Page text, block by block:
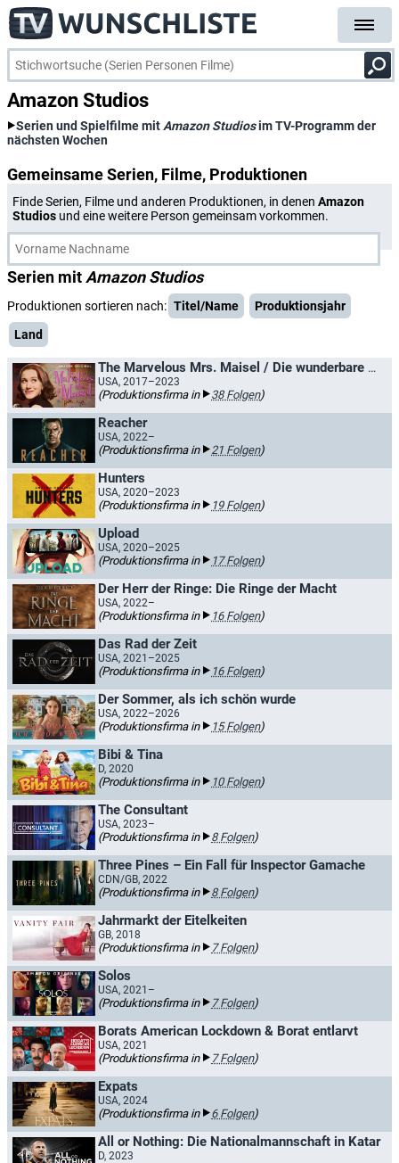
Amazon Studios
Serien und Spielfilme mit Amazon Studiosim TV-Programm der
nächsten Wochen
Gemeinsame Serien, Filme, Produktionen
Finde Serien, Filme und anderen Produktionen, in denen Amazon
Studios und eine weitere Person gemeinsam vorkommen.
Serien mit Amazon Studios
Produktionen sortieren nach: Titel/Name
Produktionsjahr
Land
The Marvelous Mrs. Maisel / Die wunderbare Mrs. Maisel
USA, 2017–2023
(Produktionsfirma in 38 Folgen)
Reacher
USA, 2022–
(Produktionsfirma in 21 Folgen)
Hunters
USA, 2020–2023
(Produktionsfirma in 19 Folgen)
Upload
USA, 2020–2025
(Produktionsfirma in 17 Folgen)
Der Herr der Ringe: Die Ringe der Macht
USA, 2022–
(Produktionsfirma in 16 Folgen)
Das Rad der Zeit
USA, 2021–2025
(Produktionsfirma in 16 Folgen)
Der Sommer, als ich schön wurde
USA, 2022–2026
(Produktionsfirma in 15 Folgen)
Bibi & Tina
D, 2020
(Produktionsfirma in 10 Folgen)
The Consultant
USA, 2023–
(Produktionsfirma in 8 Folgen)
Three Pines – Ein Fall für Inspector Gamache
CDN/GB, 2022
(Produktionsfirma in 8 Folgen)
Jahrmarkt der Eitelkeiten
GB, 2018
(Produktionsfirma in 7 Folgen)
Solos
USA, 2021–
(Produktionsfirma in 7 Folgen)
Borats American Lockdown & Borat entlarvt
USA, 2021
(Produktionsfirma in 7 Folgen)
Expats
USA, 2024
(Produktionsfirma in 6 Folgen)
All or Nothing: Die Nationalmannschaft in Katar
D, 2023